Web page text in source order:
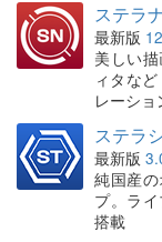
ステラ
最新版
美しい
ィタな
レーショ
ステラ
最新版
純国産
プ。ラ
搭載